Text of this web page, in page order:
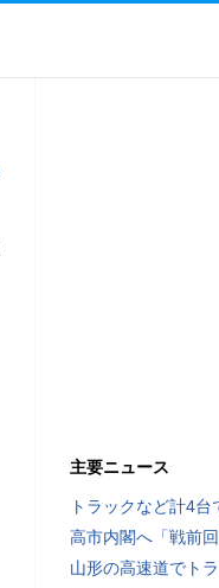
主要ニュース
トラックなど計4台
高市内閣へ「戦前
山形の高速道でト